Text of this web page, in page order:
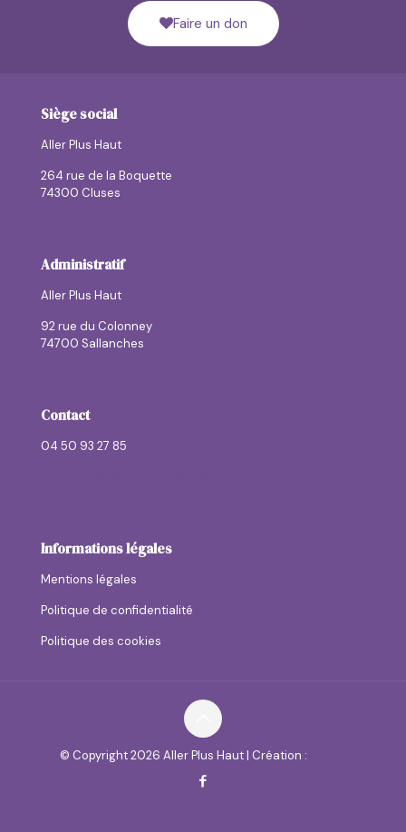
Faire un don
Siège social
Aller Plus Haut
264 rue de la Boquette
74300 Cluses
Administratif
Aller Plus Haut
92 rue du Colonney
74700 Sallanches
Contact
04 50 93 27 85
Informations légales
Mentions légales
Politique de confidentialité
Politique des cookies
© Copyright2026 Aller Plus Haut | Création :